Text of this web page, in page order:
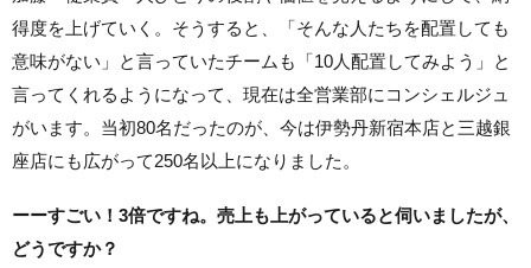
得度を上げていく。そうすると、「そんな人たちを配置しても
意味がない」と言っていたチームも「10人配置してみよう」と
言ってくれるようになって、現在は全営業部にコンシェルジュ
がいます。当初80名だったのが、今は伊勢丹新宿本店と三越銀
座店にも広がって250名以上になりました。
ーーすごい！3倍ですね。売上も上がっていると伺いましたが、
どうですか？